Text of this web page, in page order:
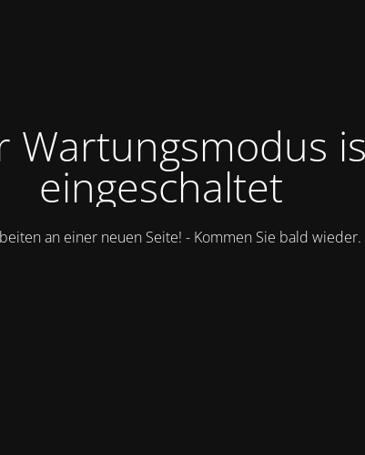
Wartungsmodus
eingeschaltet
an einer neuen Seite! - Kommen Sie bald wieder.